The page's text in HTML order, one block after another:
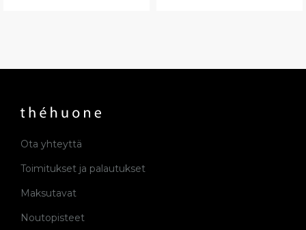
Ota yhteyttä
Toimitukset ja palautukset
Maksutavat
Noutopisteet